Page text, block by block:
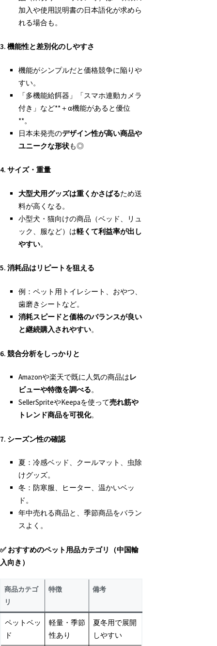
加入や使用説明書の日本語化が求めら
れる場合も。
3. 機能性と差別化のしやすさ
機能がシンプルだと価格競争に陥りや
すい。
「多機能給餌器」「スマホ連動カメラ
付き」など**＋α機能があると優位
**。
日本未発売のデザイン性が高い商品や
ユニークな形状も◎
4. サイズ・重量
大型犬用グッズは重くかさばるため送
料が高くなる。
小型犬・猫向けの商品（ベッド、リュ
ック、服など）は軽くて利益率が出し
やすい。
5. 消耗品はリピートを狙える
例：ペット用トイレシート、おやつ、
歯磨きシートなど。
消耗スピードと価格のバランスが良い
と継続購入されやすい。
6. 競合分析をしっかりと
Amazonや楽天で既に人気の商品はレ
ビューや特徴を調べる。
SellerSpriteやKeepaを使って売れ筋や
トレンド商品を可視化。
7. シーズン性の確認
夏：冷感ベッド、クールマット、虫除
けグッズ。
冬：防寒服、ヒーター、温かいベッ
ド。
年中売れる商品と、季節商品をバラン
スよく。
✅ おすすめのペット用品カテゴリ（中国輸
入向き）
商品カテゴ
リ
特徴 備考
ペットベッ
ド
軽量・季節
性あり
夏冬用で展開
しやすい